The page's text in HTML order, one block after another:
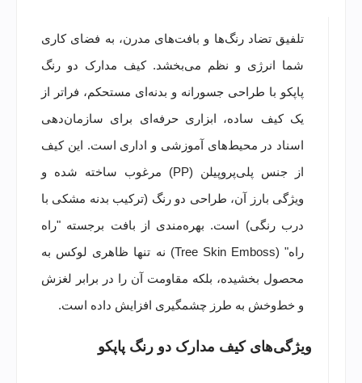
تلفیق تضاد رنگ‌ها و بافت‌های مدرن، به فضای کاری
شما انرژی و نظم می‌بخشد. کیف مدارک دو رنگ
پاپکو با طراحی جسورانه و بدنه‌ای مستحکم، فراتر از
یک کیف ساده، ابزاری حرفه‌ای برای سازمان‌دهی
اسناد در محیط‌های آموزشی و اداری است. این کیف
از جنس پلی‌پروپیلن (PP) مرغوب ساخته شده و
ویژگی بارز آن، طراحی دو رنگ (ترکیب بدنه مشکی با
درب رنگی) است. بهره‌مندی از بافت برجسته "راه
راه" (Tree Skin Emboss) نه تنها ظاهری لوکس به
محصول بخشیده، بلکه مقاومت آن را در برابر لغزش
و خط‌وخش به طرز چشمگیری افزایش داده است.
ویژگی‌های کیف مدارک دو رنگ پاپکو